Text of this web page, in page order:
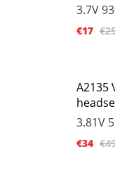
3.7V
€17
A2135
3.81V
€34